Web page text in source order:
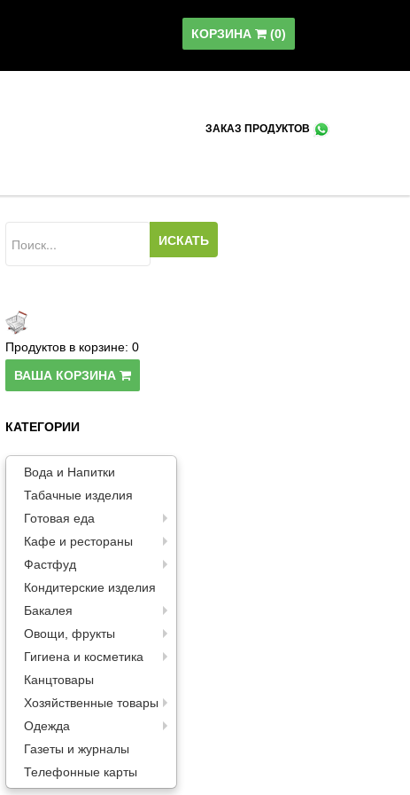
КОРЗИНА (0)
ЗАКАЗ ПРОДУКТОВ
Продуктов в корзине: 0
ВАША КОРЗИНА
КАТЕГОРИИ
Вода и Напитки
Табачные изделия
Готовая еда
Кафе и рестораны
Фастфуд
Кондитерские изделия
Бакалея
Овощи, фрукты
Гигиена и косметика
Канцтовары
Хозяйственные товары
Одежда
Газеты и журналы
Телефонные карты